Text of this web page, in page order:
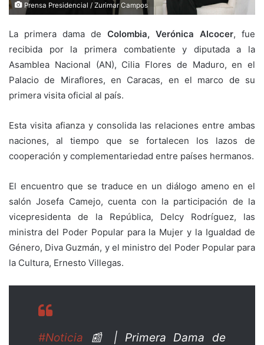
Prensa Presidencial / Zurimar Campos
La primera dama de Colombia, Verónica Alcocer, fue
recibida por la primera combatiente y diputada a la
Asamblea Nacional (AN), Cilia Flores de Maduro, en el
Palacio de Miraflores, en Caracas, en el marco de su
primera visita oficial al país.
Esta visita afianza y consolida las relaciones entre ambas
naciones, al tiempo que se fortalecen los lazos de
cooperación y complementariedad entre países hermanos.
El encuentro que se traduce en un diálogo ameno en el
salón Josefa Camejo, cuenta con la participación de la
vicepresidenta de la República, Delcy Rodríguez, las
ministra del Poder Popular para la Mujer y la Igualdad de
Género, Diva Guzmán, y el ministro del Poder Popular para
la Cultura, Ernesto Villegas.
#Noticia 📰 | Primera Dama de